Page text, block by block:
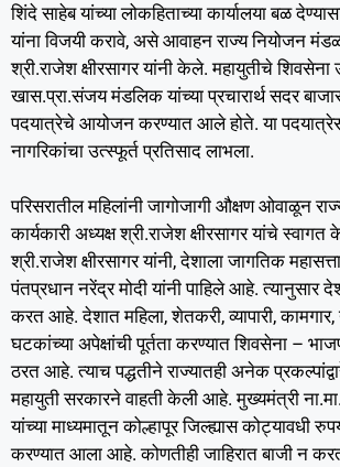
शिंदे साहेब यांच्या लोकहिताच्या कार्यालया बळ
यांना विजयी करावे, असे आवाहन राज्य नियोजन
श्री.राजेश क्षीरसागर यांनी केले. महायुतीचे शिवसेना
खास.प्रा.संजय मंडलिक यांच्या प्रचारार्थ सदर
पदयात्रेचे आयोजन करण्यात आले होते. या
नागरिकांचा उत्स्फूर्त प्रतिसाद लाभला.
परिसरातील महिलांनी जागोजागी औक्षण ओवाळून
कार्यकारी अध्यक्ष श्री.राजेश क्षीरसागर यांचे स्वागत
श्री.राजेश क्षीरसागर यांनी, देशाला जागतिक
पंतप्रधान नरेंद्र मोदी यांनी पाहिले आहे. त्यानुसार
करत आहे. देशात महिला, शेतकरी, व्यापारी, कामगार,
घटकांच्या अपेक्षांची पूर्तता करण्यात शिवसेना –
ठरत आहे. त्याच पद्धतीने राज्यातही अनेक
महायुती सरकारने वाहती केली आहे. मुख्यमंत्री
यांच्या माध्यमातून कोल्हापूर जिल्ह्यास कोट्यावधी
करण्यात आला आहे. कोणतीही जाहिरात बाजी न